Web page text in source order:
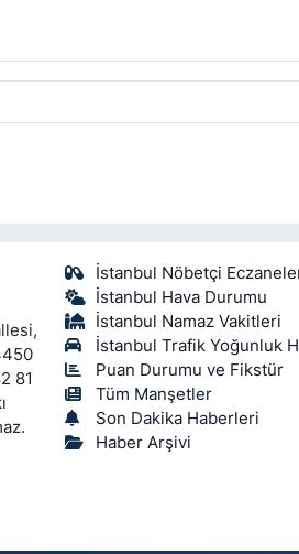
81
İstanbul Nöbetçi
İstanbul Hava Durumu
İstanbul Namaz Vakitleri
İstanbul Trafik Yoğunluk
Puan Durumu ve Fikstür
Tüm Manşetler
Son Dakika Haberleri
Haber Arşivi